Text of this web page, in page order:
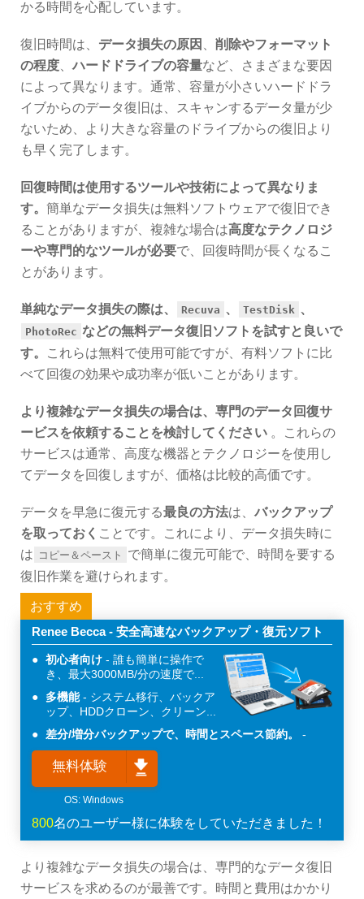
かる時間を心配しています。
復旧時間は、 データ損失の原因
削除やフォーマット
の程度 、ハードドライブの容量など、さまざまな要因
によって異なります。通常、容量が小さいハードドラ
イブからのデータ復旧は、スキャンするデータ量が少
ないため、より大きな容量のドライブからの復旧より
も早く完了します。
回復時間は使用するツールや技術によって異なりま
す。 簡単なデータ損失は無料ソフトウェアで復旧でき
ることがありますが、複雑な場合は高度なテクノロジ
ーや専門的なツールが必要で、回復時間が長くなるこ
とがあります。
単純なデータ損失の際は、 Recuva 、 TestDisk 、
PhotoRec などの無料データ復旧ソフトを試すと良いで
す。
これらは無料で使用可能ですが、有料ソフトに比
べて回復の効果や成功率が低いことがあります。
より複雑なデータ損失の場合は、専門のデータ回復サ
ービスを依頼することを検討してください 。これらの
サービスは通常、高度な機器とテクノロジーを使用し
てデータを回復しますが、価格は比較的高価です。
データを早急に復元する最良の方法は、 バックアップ
を取っておく ことです。これにより、データ損失時に
は コピー＆ペースト
で簡単に復元可能で、時間を要する
復旧作業を避けられます。
おすすめ
Renee Becca - 安全高速なバックアップ・復元ソフト
初心者向け
誰も簡単に操作で
き、最大3000MB/分の速度で...
多機能
システム移行、バックア
ップ、HDDクローン、クリーン...
差分/増分バックアップで、時間とスペース節約。
無料体験
800名のユーザー様に体験をしていただきました！
より複雑なデータ損失の場合は、専門的なデータ復旧
サービスを求めるのが最善です。時間と費用はかかり